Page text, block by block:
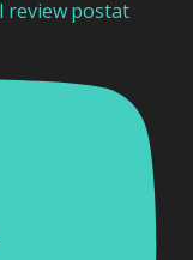
review postat